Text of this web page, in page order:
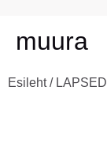
muura
Esileht/ LAPSED